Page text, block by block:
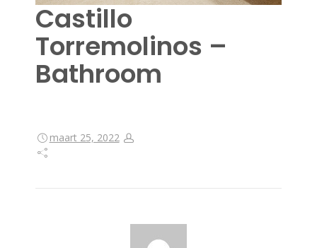
Castillo
Torremolinos –
Bathroom
maart 25, 2022